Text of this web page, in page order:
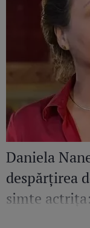
Daniela
despărțirea
simte